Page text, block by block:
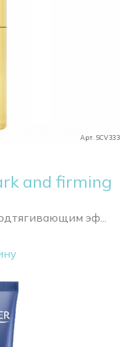
Арт. SCV333
and firming
эф...